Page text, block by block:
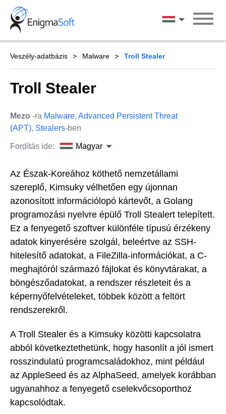
Skip
content
Magyar
Veszély-adatbázis Malware Troll Stealer
Troll Stealer
Mezo -ra Malware, Advanced Persistent Threat
(APT), Stealers-ben
Fordítás ide: Magyar
Az Észak-Koreához köthető nemzetállami
szereplő, Kimsuky vélhetően egy újonnan
azonosított információlopó kártevőt, a Golang
programozási nyelvre épülő Troll Stealert telepített.
Ez a fenyegető szoftver különféle típusú érzékeny
adatok kinyerésére szolgál, beleértve az SSH-
hitelesítő adatokat, a FileZilla-információkat, a C-
meghajtóról származó fájlokat és könyvtárakat, a
böngészőadatokat, a rendszer részleteit és a
képernyőfelvételeket, többek között a feltört
rendszerekről.
A Troll Stealer és a Kimsuky közötti kapcsolatra
abból következtethetünk, hogy hasonlít a jól ismert
rosszindulatú programcsaládokhoz, mint például
az AppleSeed és az AlphaSeed, amelyek korábban
ugyanahhoz a fenyegető cselekvőcsoporthoz
kapcsolódtak.